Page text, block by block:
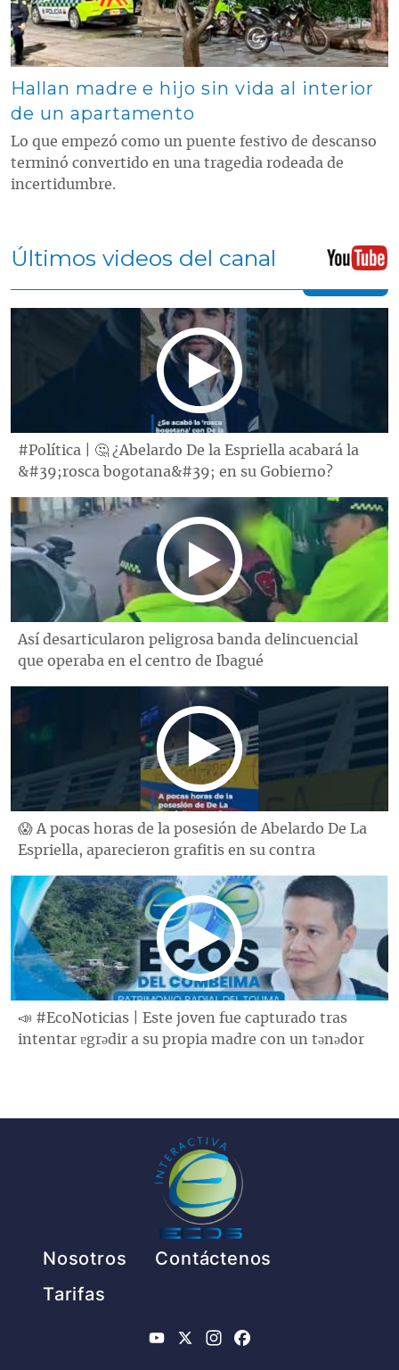
Hallan madre e hijo sin vida al interior
de un apartamento
Lo que empezó como un puente festivo de descanso
terminó convertido en una tragedia rodeada de
incertidumbre.
Últimos videos del canal
#Política | 🤔 ¿Abelardo De la Espriella acabará la
&#39;rosca bogotana&#39; en su Gobierno?
Así desarticularon peligrosa banda delincuencial
que operaba en el centro de Ibagué
😱 A pocas horas de la posesión de Abelardo De La
Espriella, aparecieron grafitis en su contra
📣 #EcoNoticias | Este joven fue capturado tras
intentar ɐgrǝdir a su propia madre con un tǝnǝdor
Pie de página
Nosotros
Contáctenos
Tarifas
YouTube
X Instagram